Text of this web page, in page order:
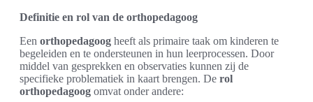
Definitie en rol van de orthopedagoog
Een orthopedagoog heeft als primaire taak om kinderen te
begeleiden en te ondersteunen in hun leerprocessen. Door
middel van gesprekken en observaties kunnen zij de
specifieke problematiek in kaart brengen. De rol
orthopedagoog omvat onder andere: